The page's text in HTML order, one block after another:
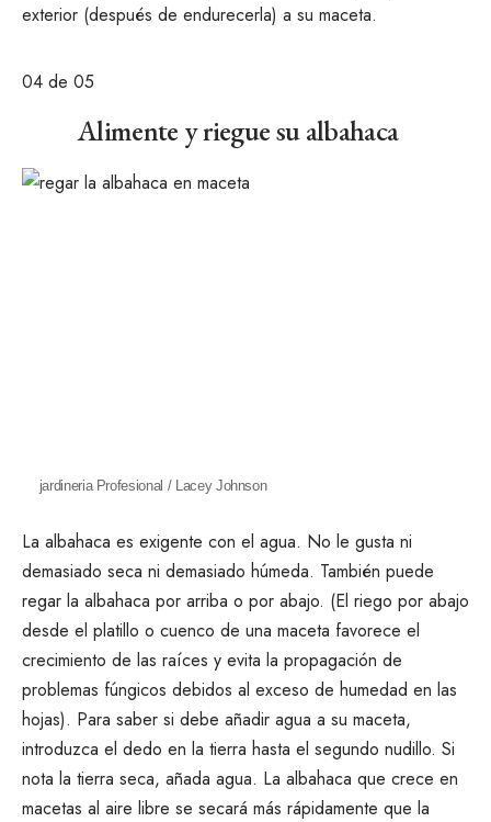
exterior (después de endurecerla) a su maceta.
04 de 05
Alimente y riegue su albahaca
jardineria Profesional / Lacey Johnson
La albahaca es exigente con el agua. No le gusta ni
demasiado seca ni demasiado húmeda. También puede
regar la albahaca por arriba o por abajo. (El riego por abajo
desde el platillo o cuenco de una maceta favorece el
crecimiento de las raíces y evita la propagación de
problemas fúngicos debidos al exceso de humedad en las
hojas). Para saber si debe añadir agua a su maceta,
introduzca el dedo en la tierra hasta el segundo nudillo. Si
nota la tierra seca, añada agua. La albahaca que crece en
macetas al aire libre se secará más rápidamente que la